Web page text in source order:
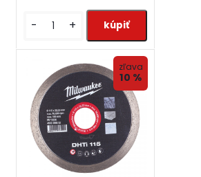
- +
zľava
10 %